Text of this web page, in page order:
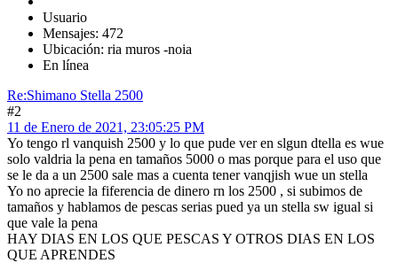
Usuario
Mensajes: 472
Ubicación: ria muros -noia
En línea
Re:Shimano Stella 2500
#2
11 de Enero de 2021, 23:05:25 PM
Yo tengo rl vanquish 2500 y lo que pude ver en slgun dtella es wue
solo valdria la pena en tamaños 5000 o mas porque para el uso que
se le da a un 2500 sale mas a cuenta tener vanqjish wue un stella
Yo no aprecie la fiferencia de dinero rn los 2500 , si subimos de
tamaños y hablamos de pescas serias pued ya un stella sw igual si
que vale la pena
HAY DIAS EN LOS QUE PESCAS Y OTROS DIAS EN LOS
QUE APRENDES